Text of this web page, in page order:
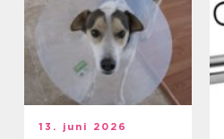
13. juni 2026